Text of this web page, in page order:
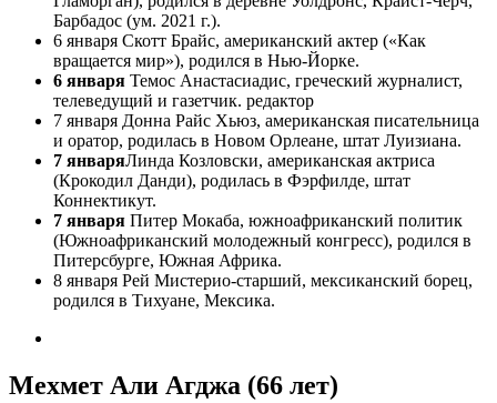
Барбадос (ум. 2021 г.).
6 января Скотт Брайс, американский актер («Как
вращается мир»), родился в Нью-Йорке.
6 января Темос Анастасиадис, греческий журналист,
телеведущий и газетчик. редактор
7 января Донна Райс Хьюз, американская писательница
и оратор, родилась в Новом Орлеане, штат Луизиана.
7 январяЛинда Козловски, американская актриса
(Крокодил Данди), родилась в Фэрфилде, штат
Коннектикут.
7 января Питер Мокаба, южноафриканский политик
(Южноафриканский молодежный конгресс), родился в
Питерсбурге, Южная Африка.
8 января Рей Мистерио-старший, мексиканский борец,
родился в Тихуане, Мексика.
Мехмет Али Агджа (66 лет)